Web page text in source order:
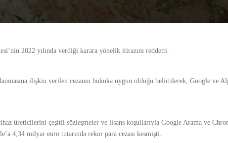
2022 yılında verdiği karara yönelik itirazını reddetti.
ilişkin verilen cezanın hukuka uygun olduğu belirtilerek, Google ve
üreticilerini çeşitli sözleşmeler ve lisans koşullarıyla Google Arama ve
4,34 milyar euro tutarında rekor para cezası kesmişti.